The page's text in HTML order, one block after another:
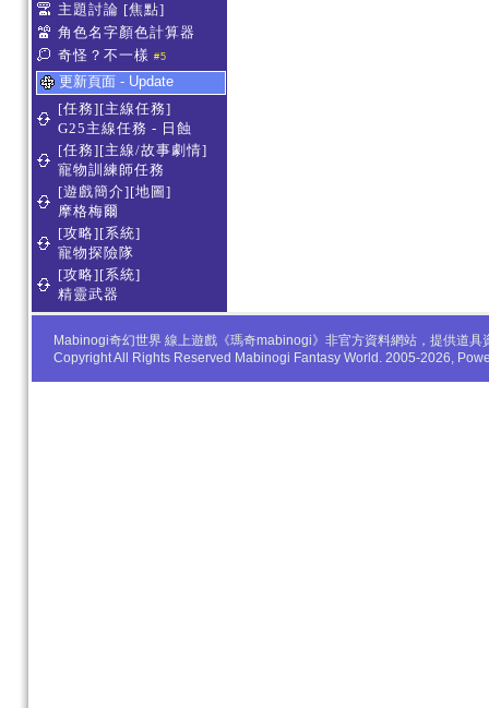
主題討論 [焦點]
角色名字顏色計算器
奇怪？不一樣 #5
更新頁面 - Update
[任務][主線任務]
G25主線任務 - 日蝕
[任務][主線/故事劇情]
寵物訓練師任務
[遊戲簡介][地圖]
摩格梅爾
[攻略][系統]
寵物探險隊
[攻略][系統]
精靈武器
Mabinogi奇幻世界 線上遊戲《瑪奇mabinogi》非官方資料網站，提供道
Copyright All Rights Reserved Mabinogi Fantasy World. 2005-2026,